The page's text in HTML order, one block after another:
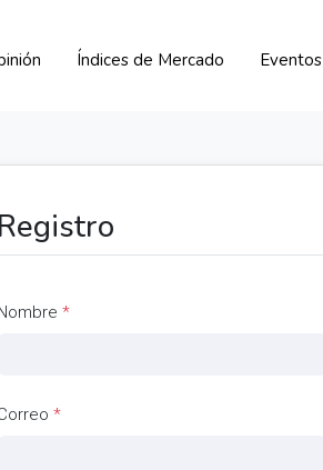
Índices de Mercado Eventos
Registro
*
*